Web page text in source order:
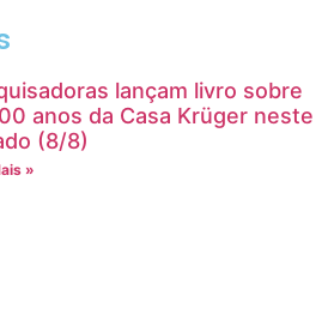
lançam livro sobre
anos da Casa Krüger neste
(8/8)
»